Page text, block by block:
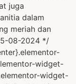
juga
dalam
meriah dan
08-2024 */
widget-
widget-